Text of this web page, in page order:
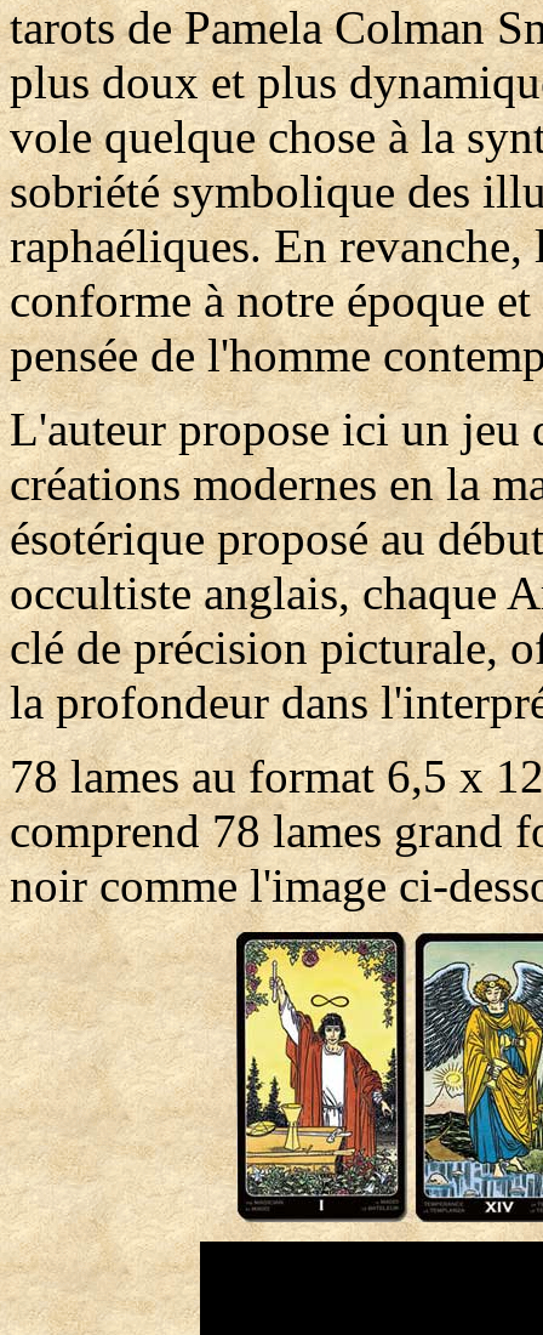
tarots de Pamela Colman
plus doux et plus
vole quelque chose à la
sobriété symbolique des
raphaéliques. En revanche,
conforme à notre époque
pensée de l'homme
L'auteur propose ici un jeu
créations modernes en la
ésotérique proposé au
occultiste anglais, chaque
clé de précision picturale,
la profondeur dans
78 lames au format 6,5 x
comprend 78 lames grand
noir comme l'image ci-